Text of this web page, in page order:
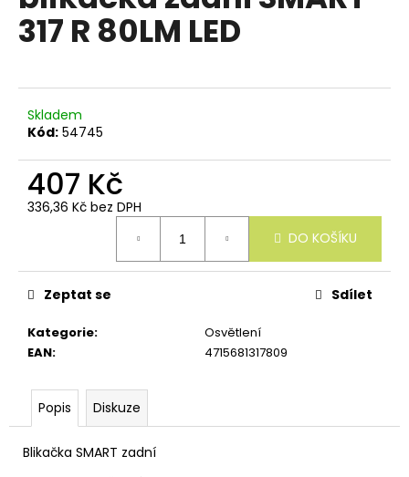
0,0
z
317 R 80LM LED
Skladem
Kód: 54745
407 Kč
336,36 Kč bez DPH
DO KOŠÍKU
Kategorie:
Osvětlení
EAN: 4715681317809
Zeptat se Sdílet
Popis Diskuze
Blikačka SMART zadní
n
a
t
?
HLEDAT
D
o
p
č
u